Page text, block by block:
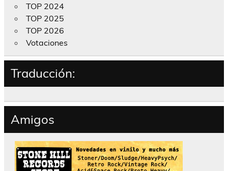
TOP 2024
TOP 2025
TOP 2026
Votaciones
Traducción:
Amigos